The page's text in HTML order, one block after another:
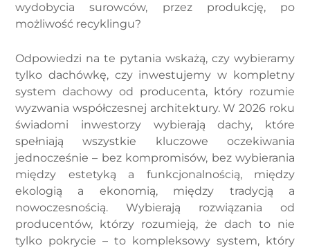
wydobycia surowców, przez produkcję, po
możliwość recyklingu?
Odpowiedzi na te pytania wskażą, czy wybieramy
tylko dachówkę, czy inwestujemy w kompletny
system dachowy od producenta, który rozumie
wyzwania współczesnej architektury. W 2026 roku
świadomi inwestorzy wybierają dachy, które
spełniają wszystkie kluczowe oczekiwania
jednocześnie – bez kompromisów, bez wybierania
między estetyką a funkcjonalnością, między
ekologią a ekonomią, między tradycją a
nowoczesnością. Wybierają rozwiązania od
producentów, którzy rozumieją, że dach to nie
tylko pokrycie – to kompleksowy system, który